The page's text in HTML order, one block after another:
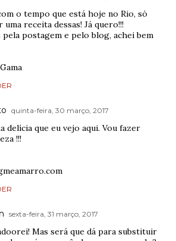
o tempo que está hoje no Rio, só
uma receita dessas! Já quero!!!
pela postagem e pelo blog, achei bem
quinta-feira, 30 março, 2017
delícia que eu vejo aqui. Vou fazer
!!!
sexta-feira, 31 março, 2017
Mas será que dá para substituir